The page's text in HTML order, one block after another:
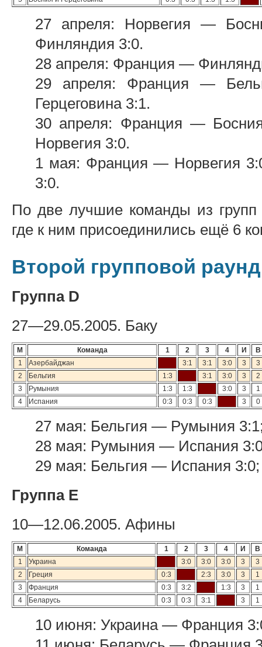
27 апреля: Норвегия —
Финляндия 3:0.
28 апреля: Франция —
29 апреля: Франция —
Герцеговина 3:1.
30 апреля: Франция —
Норвегия 3:0.
1 мая: Франция — Норвегия
3:0.
По две лучшие команды из
где к ним присоединились ещё 6
Второй групповой раунд
Группа D
27—29.05.2005. Баку
М Команда 1 2 3 4 И
В
1
Азербайджан 3:1 3:1 3:0 3
3
2
Бельгия 1:3 3:1 3:0 3
2
3
Румыния 1:3 1:3 3:0 3
1
4
Испания 0:3 0:3 0:3 3 0
27 мая: Бельгия — Румыния
28 мая: Румыния — Испания
29 мая: Бельгия — Испания
Группа E
10—12.06.2005. Афины
М Команда 1 2 3 4 И
В
1
Украина 3:0 3:0 3:0 3
3
2
Греция 0:3 2:3 3:0 3
1
3
Франция 0:3 3:2 1:3 3
1
4
Беларусь 0:3 0:3 3:1 3 1
10 июня: Украина — Франция